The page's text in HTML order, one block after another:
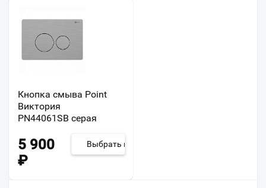
Кнопка смыва Point
Виктория
PN44061SB серая
5 900
₽
Выбрать из 15